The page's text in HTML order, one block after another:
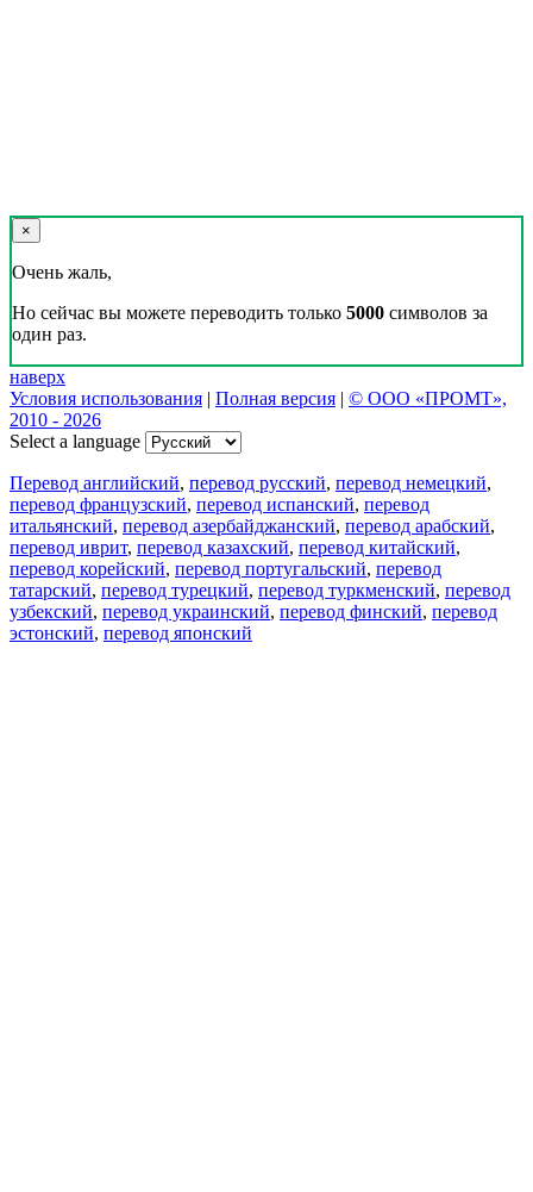
×
Очень жаль,
Но сейчас вы можете переводить только 5000 символов за
один раз.
наверх
Условия использования | Полная версия | © ООО «ПРОМТ»,
2010 - 2026
Select a language
Перевод английский, перевод русский, перевод немецкий,
перевод французский, перевод испанский, перевод
итальянский, перевод азербайджанский, перевод арабский,
перевод иврит, перевод казахский, перевод китайский,
перевод корейский, перевод португальский, перевод
татарский, перевод турецкий, перевод туркменский, перевод
узбекский, перевод украинский, перевод финский, перевод
эстонский, перевод японский